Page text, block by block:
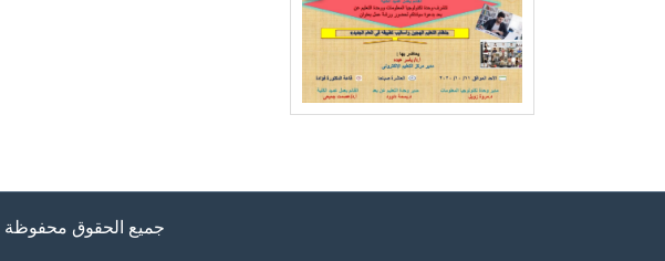
جميع الحقوق محفوظة